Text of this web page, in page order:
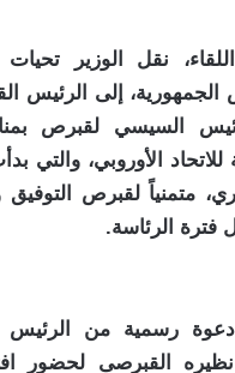
نقل الوزير تحيات
إلى الرئيس
السيسي لقبرص
للاتحاد الأوروبي، والتي
متمنياً لقبرص
فترة الرئاسة.
رسمية من الرئيس
القبرصى لحضور